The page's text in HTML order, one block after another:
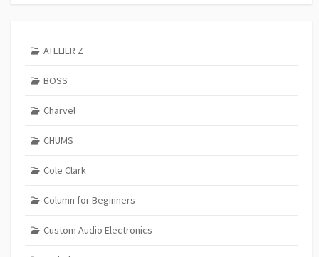
ATELIER Z
BOSS
Charvel
CHUMS
Cole Clark
Column for Beginners
Custom Audio Electronics